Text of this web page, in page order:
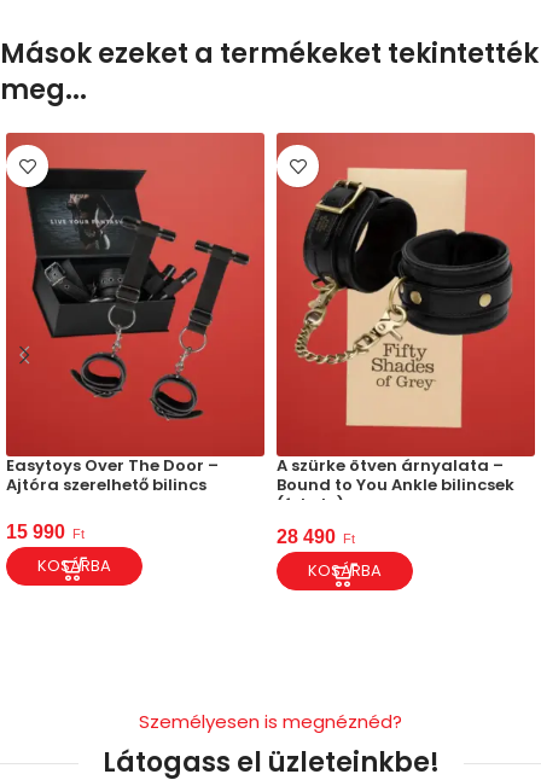
Mások ezeket a termékeket tekintették
meg...
Easytoys Over The Door –
Ajtóra szerelhető bilincs
15 990 Ft
KOSÁRBA
A szürke ötven árnyalata –
Bound to You Ankle bilincsek
(fekete)
28 490 Ft
KOSÁRBA
Személyesen is megnéznéd?
Látogass el üzleteinkbe!